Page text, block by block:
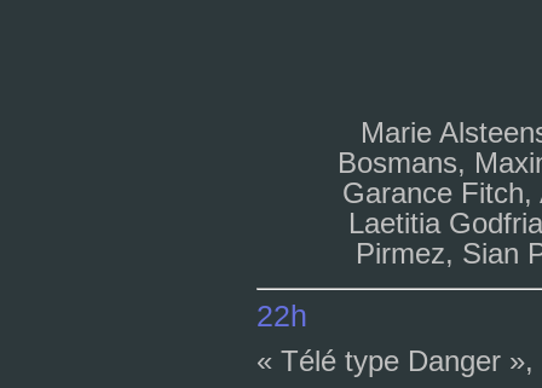
Marie
Bosmans,
Garance Fitch,
Laetitia
Pirmez, Sian
22h
« Télé type Danger »,